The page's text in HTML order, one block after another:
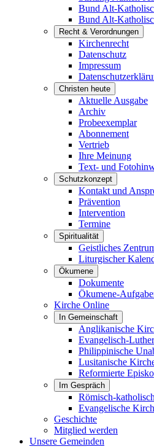
Bund Alt-
Bund Alt-
Recht & Verordnungen
Kirchenrecht
Datenschutz
Impressum
Christen heute
Aktuelle Ausgabe
Archiv
Probeexemplar
Abonnement
Vertrieb
Ihre Meinung
Text- und
Schutzkonzept
Kontakt und
Prävention
Intervention
Termine
Spiritualität
Geistliches
Liturgischer
Ökumene
Dokumente
Ökumene-
Kirche Online
In Gemeinschaft
Anglikanische
Evangelisch-
Philippinische
Lusitanische
Reformierte
Im Gespräch
Römisch-
Evangelische
Geschichte
Mitglied werden
Unsere Gemeinden